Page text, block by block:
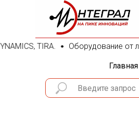
TIRA. Оборудование от
Главная